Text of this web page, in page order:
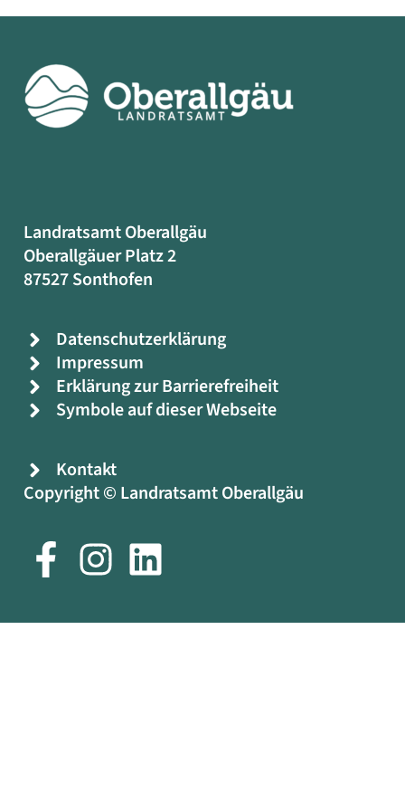
Landratsamt Oberallgäu
Oberallgäuer Platz 2
87527 Sonthofen
Datenschutzerklärung
Impressum
Erklärung zur Barrierefreiheit
Symbole auf dieser Webseite
Kontakt
Copyright © Landratsamt Oberallgäu